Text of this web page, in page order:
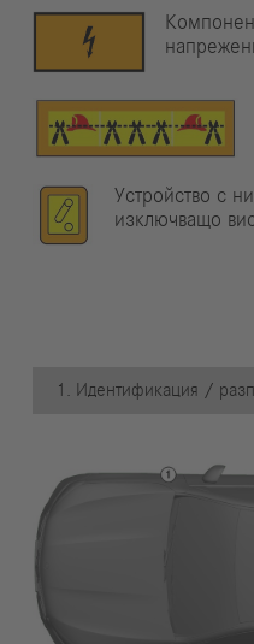
Устройство с
изключващо
1. Идентификация /